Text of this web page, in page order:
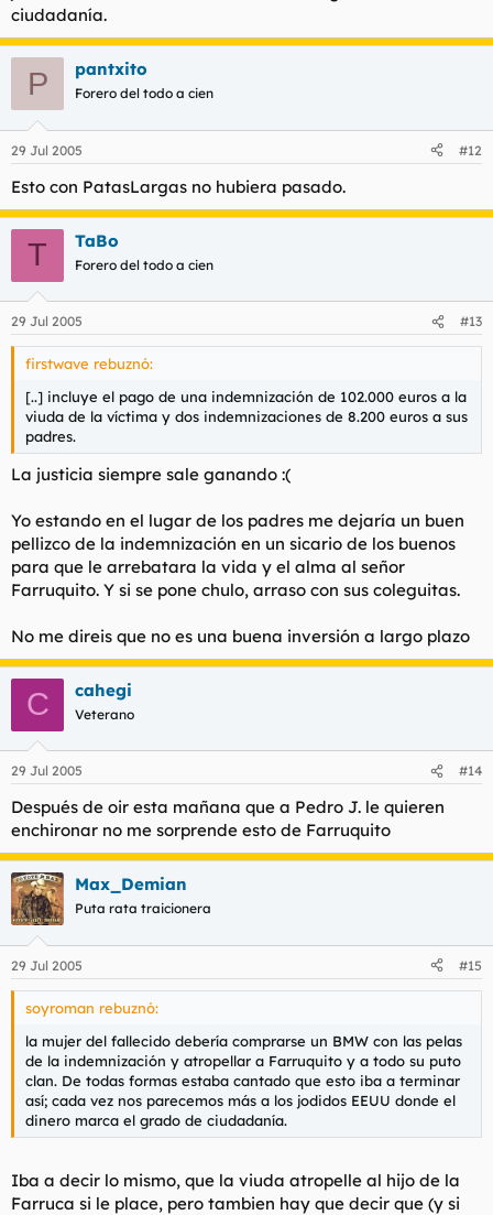
ciudadanía.
P pantxito
Forero del todo a cien
29 Jul 2005 #12
Esto con PatasLargas no hubiera pasado.
T TaBo
Forero del todo a cien
29 Jul 2005 #13
firstwave rebuznó:
[..] incluye el pago de una indemnización de 102.000 euros a la
viuda de la víctima y dos indemnizaciones de 8.200 euros a sus
padres.
La justicia siempre sale ganando :(
Yo estando en el lugar de los padres me dejaría un buen
pellizco de la indemnización en un sicario de los buenos
para que le arrebatara la vida y el alma al señor
Farruquito. Y si se pone chulo, arraso con sus coleguitas.
No me direis que no es una buena inversión a largo plazo
C cahegi
Veterano
29 Jul 2005 #14
Después de oir esta mañana que a Pedro J. le quieren
enchironar no me sorprende esto de Farruquito
Max_Demian
Puta rata traicionera
29 Jul 2005 #15
soyroman rebuznó:
la mujer del fallecido debería comprarse un BMW con las pelas
de la indemnización y atropellar a Farruquito y a todo su puto
clan. De todas formas estaba cantado que esto iba a terminar
así; cada vez nos parecemos más a los jodidos EEUU donde el
dinero marca el grado de ciudadanía.
Iba a decir lo mismo, que la viuda atropelle al hijo de la
Farruca si le place, pero tambien hay que decir que (y si